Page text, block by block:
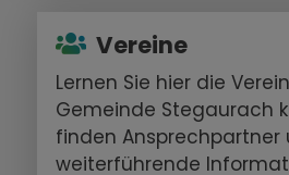
Vereine
Lernen Sie hier die
Gemeinde Stegaurach
finden Ansprechpartner
weiterführende